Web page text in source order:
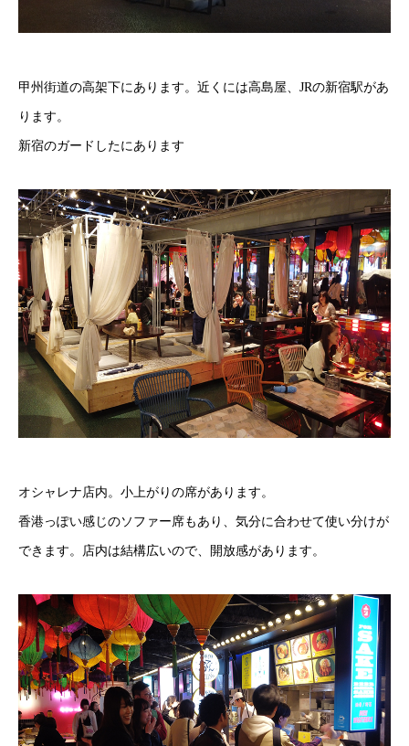
甲州街道の高架下にあります。近くには高島屋、JRの新宿駅があ
ります。
新宿のガードしたにあります
オシャレナ店内。小上がりの席があります。
香港っぽい感じのソファー席もあり、気分に合わせて使い分けが
できます。店内は結構広いので、開放感があります。